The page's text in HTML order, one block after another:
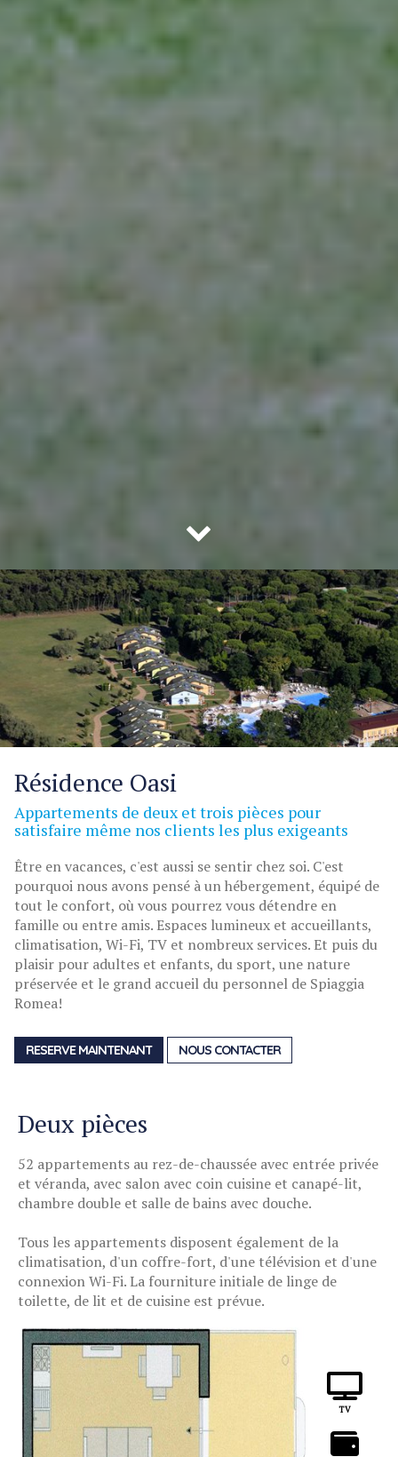
Résidence Oasi
Appartements de deux et trois pièces pour
satisfaire même nos clients les plus exigeants
Être en vacances, c'est aussi se sentir chez soi. C'est
pourquoi nous avons pensé à un hébergement, équipé de
tout le confort, où vous pourrez vous détendre en
famille ou entre amis. Espaces lumineux et accueillants,
climatisation, Wi-Fi, TV et nombreux services. Et puis du
plaisir pour adultes et enfants, du sport, une nature
préservée et le grand accueil du personnel de Spiaggia
Romea!
RESERVE MAINTENANT NOUS CONTACTER
Deux pièces
52 appartements au rez-de-chaussée avec entrée privée
et véranda, avec salon avec coin cuisine et canapé-lit,
chambre double et salle de bains avec douche.
Tous les appartements disposent également de la
climatisation, d'un coffre-fort, d'une télévision et d'une
connexion Wi-Fi. La fourniture initiale de linge de
toilette, de lit et de cuisine est prévue.
TV